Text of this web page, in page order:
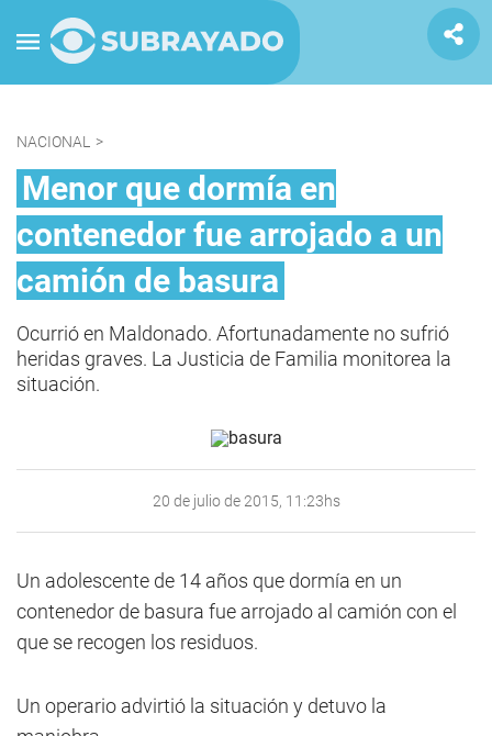
NACIONAL >
Menor que dormía en
contenedor fue arrojado a un
camión de basura
Ocurrió en Maldonado. Afortunadamente no sufrió
heridas graves. La Justicia de Familia monitorea la
situación.
20 de julio de 2015, 11:23hs
Un adolescente de 14 años que dormía en un
contenedor de basura fue arrojado al camión con el
que se recogen los residuos.
Un operario advirtió la situación y detuvo la